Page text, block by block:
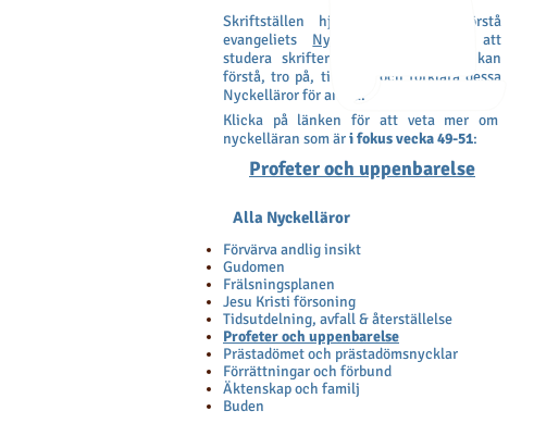
Skriftställen hjälper dig bättre förstå
evangeliets Nyckelläror
. Du inbjuds att
studera skrifterna flitigt så att du kan
förstå, tro på, tillämpa och förklara dessa
Nyckelläror för andra.
Klicka på länken för att veta mer om
nyckelläran som äri fokus vecka 49-51:
Profeter och uppenbarelse
Alla Nyckelläror
Förvärva andlig insikt
Gudomen
Frälsningsplanen
Jesu Kristi försoning
Tidsutdelning, avfall & återställelse
Profeter och uppenbarelse
Prästadömet och prästadömsnycklar
Förrättningar och förbund
Äktenskap och familj
Buden